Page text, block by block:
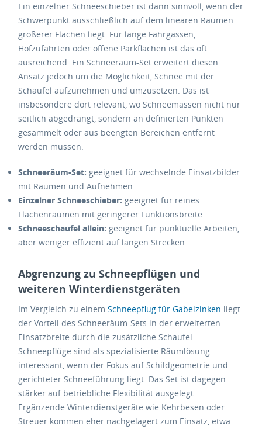
Ein einzelner Schneeschieber ist dann sinnvoll, wenn der
Schwerpunkt ausschließlich auf dem linearen Räumen
größerer Flächen liegt. Für lange Fahrgassen,
Hofzufahrten oder offene Parkflächen ist das oft
ausreichend. Ein Schneeräum-Set erweitert diesen
Ansatz jedoch um die Möglichkeit, Schnee mit der
Schaufel aufzunehmen und umzusetzen. Das ist
insbesondere dort relevant, wo Schneemassen nicht nur
seitlich abgedrängt, sondern an definierten Punkten
gesammelt oder aus beengten Bereichen entfernt
werden müssen.
Schneeräum-Set: geeignet für wechselnde Einsatzbilder
mit Räumen und Aufnehmen
Einzelner Schneeschieber: geeignet für reines
Flächenräumen mit geringerer Funktionsbreite
Schneeschaufel allein: geeignet für punktuelle Arbeiten,
aber weniger effizient auf langen Strecken
Abgrenzung zu Schneepflügen und
weiteren Winterdienstgeräten
Im Vergleich zu einem Schneepflug für Gabelzinken liegt
der Vorteil des Schneeräum-Sets in der erweiterten
Einsatzbreite durch die zusätzliche Schaufel.
Schneepflüge sind als spezialisierte Räumlösung
interessant, wenn der Fokus auf Schildgeometrie und
gerichteter Schneeführung liegt. Das Set ist dagegen
stärker auf betriebliche Flexibilität ausgelegt.
Ergänzende Winterdienstgeräte wie Kehrbesen oder
Streuer kommen eher nachgelagert zum Einsatz, etwa